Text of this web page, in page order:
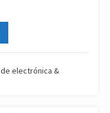
electrónica &